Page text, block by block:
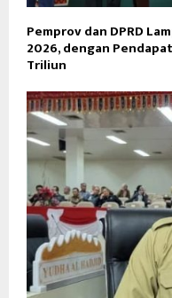
Pemprov dan DPRD
2026, dengan
Triliun